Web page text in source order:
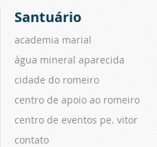
Santuário
academia marial
água mineral aparecida
cidade do romeiro
centro de apoio ao romeiro
centro de eventos pe. vitor
contato